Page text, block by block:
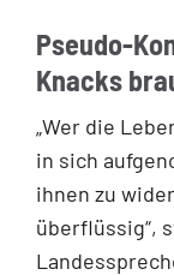
Pseudo-
Knacks
„Wer die
in sich
ihnen zu
überflüssig“,